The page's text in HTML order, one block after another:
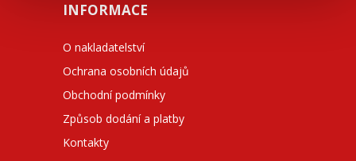
INFORMACE
O nakladatelství
Ochrana osobních údajů
Obchodní podmínky
Způsob dodání a platby
Kontakty